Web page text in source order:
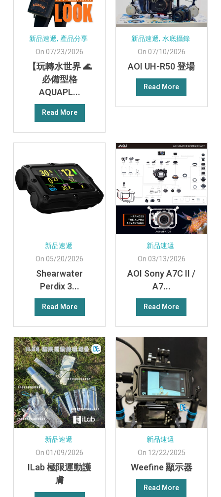
新品速遞, 產品分享
On 07/23/2026
【玩轉水世界 🌊
必備型格
AQUAPL...
Read More
新品速遞, 水底攝錄
On 07/10/2026
AOI UH-R50 登場
Read More
新品速遞
On 05/20/2026
Shearwater
Perdix 3...
Read More
新品速遞
On 03/13/2026
AOI Sony A7C II /
A7...
Read More
新品速遞
On 01/09/2026
ILab 極限運動護
膚
新品速遞
On 12/22/2025
Weefine 顯示器
Read More